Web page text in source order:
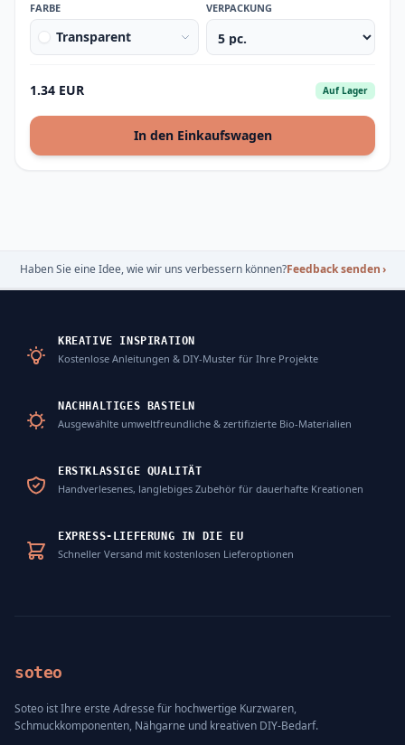
FARBE
Transparent
VERPACKUNG
1.34 EUR Auf Lager
In den Einkaufswagen
Haben Sie eine Idee, wie wir uns verbessern können?Feedback senden›
KREATIVE INSPIRATION
Kostenlose Anleitungen & DIY-Muster für Ihre Projekte
NACHHALTIGES BASTELN
Ausgewählte umweltfreundliche & zertifizierte Bio-Materialien
ERSTKLASSIGE QUALITÄT
Handverlesenes, langlebiges Zubehör für dauerhafte Kreationen
EXPRESS-LIEFERUNG IN DIE EU
Schneller Versand mit kostenlosen Lieferoptionen
soteo
Soteo ist Ihre erste Adresse für hochwertige Kurzwaren,
Schmuckkomponenten, Nähgarne und kreativen DIY-Bedarf.